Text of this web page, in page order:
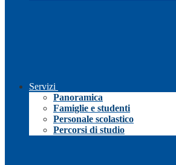
Servizi
Panoramica
Famiglie e studenti
Personale scolastico
Percorsi di studio